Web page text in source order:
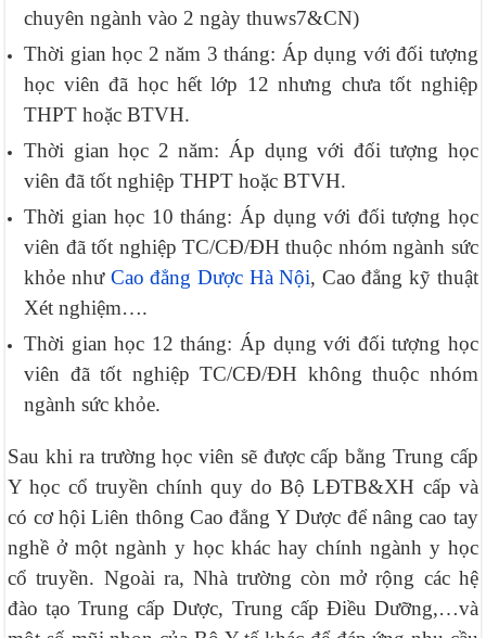
chuyên ngành vào 2 ngày thuws7&CN)
Thời gian học 2 năm 3 tháng: Áp dụng với đối tượng
học viên đã học hết lớp 12 nhưng chưa tốt nghiệp
THPT hoặc BTVH.
Thời gian học 2 năm: Áp dụng với đối tượng học
viên đã tốt nghiệp THPT hoặc BTVH.
Thời gian học 10 tháng: Áp dụng với đối tượng học
viên đã tốt nghiệp TC/CĐ/ĐH thuộc nhóm ngành sức
khỏe như Cao đẳng Dược Hà Nội, Cao đẳng kỹ thuật
Xét nghiệm….
Thời gian học 12 tháng: Áp dụng với đối tượng học
viên đã tốt nghiệp TC/CĐ/ĐH không thuộc nhóm
ngành sức khỏe.
Sau khi ra trường học viên sẽ được cấp bằng Trung cấp
Y học cổ truyền chính quy do Bộ LĐTB&XH cấp và
có cơ hội Liên thông Cao đẳng Y Dược để nâng cao tay
nghề ở một ngành y học khác hay chính ngành y học
cổ truyền. Ngoài ra, Nhà trường còn mở rộng các hệ
đào tạo Trung cấp Dược, Trung cấp Điều Dưỡng,…và